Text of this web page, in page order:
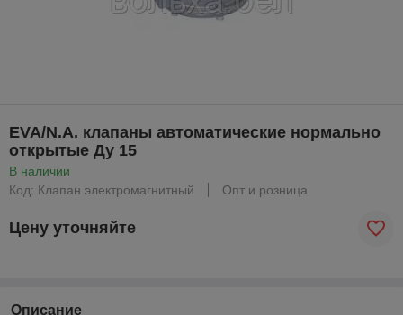
EVA/N.A. клапаны автоматические нормально
открытые Ду 15
В наличии
Код: Клапан электромагнитный
Опт и розница
Цену уточняйте
Описание